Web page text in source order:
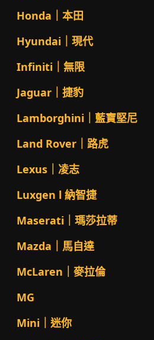
Honda｜本田
Hyundai｜現代
Infiniti｜無限
Jaguar｜捷豹
Lamborghini｜藍寶堅尼
Land Rover｜路虎
Lexus｜凌志
Luxgen l 納智捷
Maserati｜瑪莎拉蒂
Mazda｜馬自達
McLaren｜麥拉倫
MG
Mini｜迷你